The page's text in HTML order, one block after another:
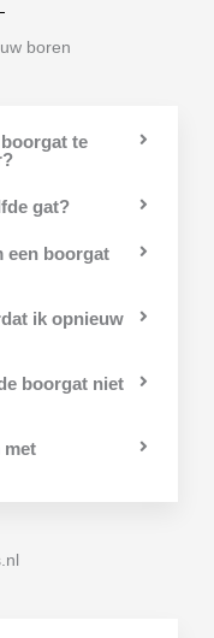
boren
te
gat?
een boorgat
ik opnieuw
boorgat niet
met